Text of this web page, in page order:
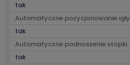
tak
Automatyczne pozycjonowanie igły
tak
Automatyczne podnoszenie stopki
tak